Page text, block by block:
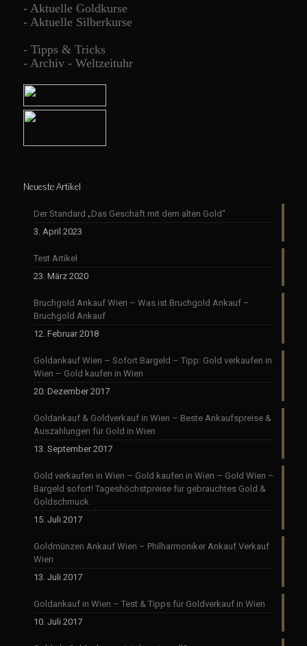
- Aktuelle Goldkurse
- Aktuelle Silberkurse
- Tipps & Tricks
- Archiv - Weltzeituhr
Neueste Artikel
Der Standard „Das Geschäft mit dem alten Gold“
3. April 2023
Test Artikel
23. März 2020
Bruchgold Ankauf Wien – Was ist Bruchgold Ankauf –
Bruchgold Ankauf
12. Februar 2018
Goldankauf Wien – Sofort Bargeld – Tipp: Gold verkaufen in
Wien – Gold kaufen in Wien
20. Dezember 2017
Goldankauf & Goldverkauf in Wien – Beste Ankaufspreise &
Auszahlungen für Gold in Wien
13. September 2017
Gold verkaufen in Wien – Gold kaufen in Wien – Gold Wien –
Bargeld sofort! Tageshöchstpreise für gebrauchtes Gold &
Goldschmuck
15. Juli 2017
Goldmünzen Ankauf Wien – Philharmoniker Ankauf Verkauf
Wien
13. Juli 2017
Goldankauf in Wien – Test & Tipps für Goldverkauf in Wien
10. Juli 2017